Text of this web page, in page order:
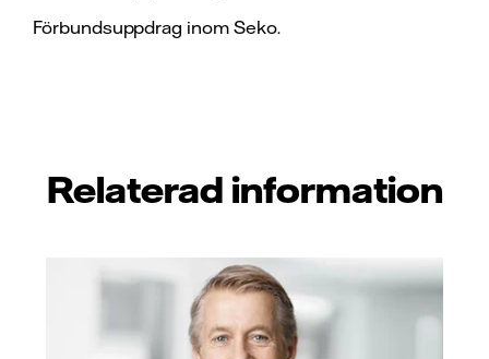
Förbundsuppdrag inom Seko.
Relaterad information